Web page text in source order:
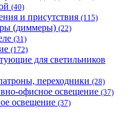
(40)
и присутствия (115)
(диммеры) (22)
(31)
(172)
для светильников
переходники (28)
офисное освещение (37)
освещение (37)